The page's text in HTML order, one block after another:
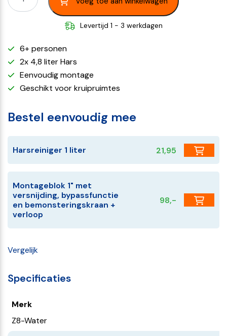
Levertijd 1 - 3 werkdagen
6+ personen
2x 4,8 liter Hars
Eenvoudig montage
Geschikt voor kruipruimtes
Bestel eenvoudig mee
Harsreiniger 1 liter 21,95
Montageblok 1" met
versnijding, bypassfunctie
en bemonsteringskraan +
verloop
98,-
Vergelijk
Specificaties
Merk
Z8-Water